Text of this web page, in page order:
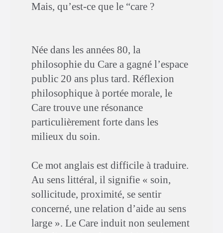
Mais, qu’est-ce que le “care ?
Née dans les années 80, la
philosophie du Care a gagné l’espace
public 20 ans plus tard. Réflexion
philosophique à portée morale, le
Care trouve une résonance
particulièrement forte dans les
milieux du soin.
Ce mot anglais est difficile à traduire.
Au sens littéral, il signifie « soin,
sollicitude, proximité, se sentir
concerné, une relation d’aide au sens
large ». Le Care induit non seulement